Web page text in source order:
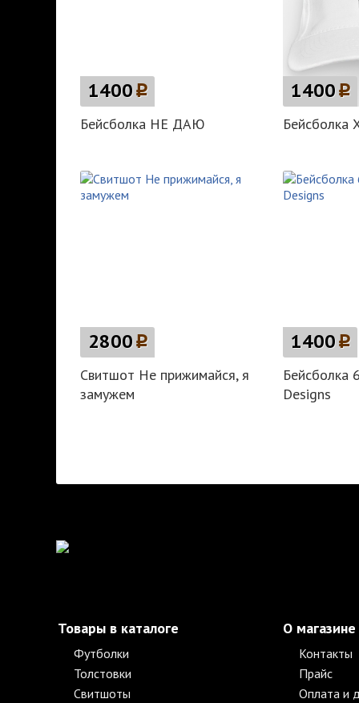
1400p
Бейсболка НЕ ДАЮ
1400p
Бейсболка
2800p
Свитшот Не прижимайся, я
замужем
1400p
Бейсболка
Designs
Товары в каталоге
Футболки
Толстовки
Свитшоты
О магазине
Контакты
Прайс
Оплата и